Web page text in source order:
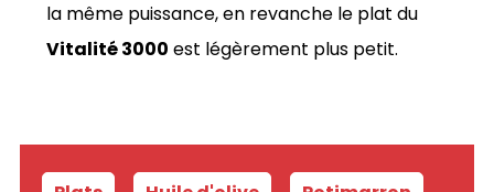
la même puissance, en revanche le plat du
Vitalité 3000 est légèrement plus petit.